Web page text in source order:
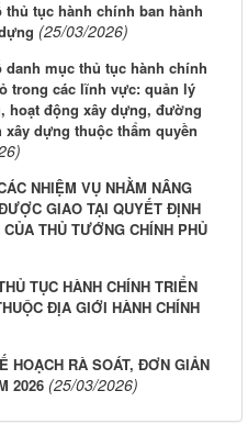
tục hành chính ban hành
(25/03/2026)
danh mục thủ tục hành chính
trong các lĩnh vực: quản lý
hoạt động xây dựng, đường
dựng thuộc thẩm quyền
NHIỆM VỤ NHẰM NÂNG
GIAO TẠI QUYẾT ĐỊNH
THỦ TƯỚNG CHÍNH PHỦ
TỤC HÀNH CHÍNH TRIỂN
ĐỊA GIỚI HÀNH CHÍNH
HOẠCH RÀ SOÁT, ĐƠN GIẢN
2026 (25/03/2026)
SỞ XÂY DỰNG (Từ ngày